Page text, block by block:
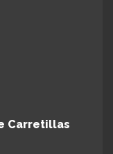
Carretillas